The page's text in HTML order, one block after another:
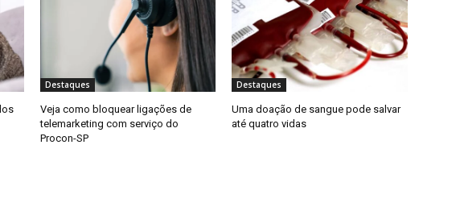
Destaques
Veja como bloquear ligações de
telemarketing com serviço do
Procon-SP
Destaques
Uma doação de sangue pode salvar
até quatro vidas